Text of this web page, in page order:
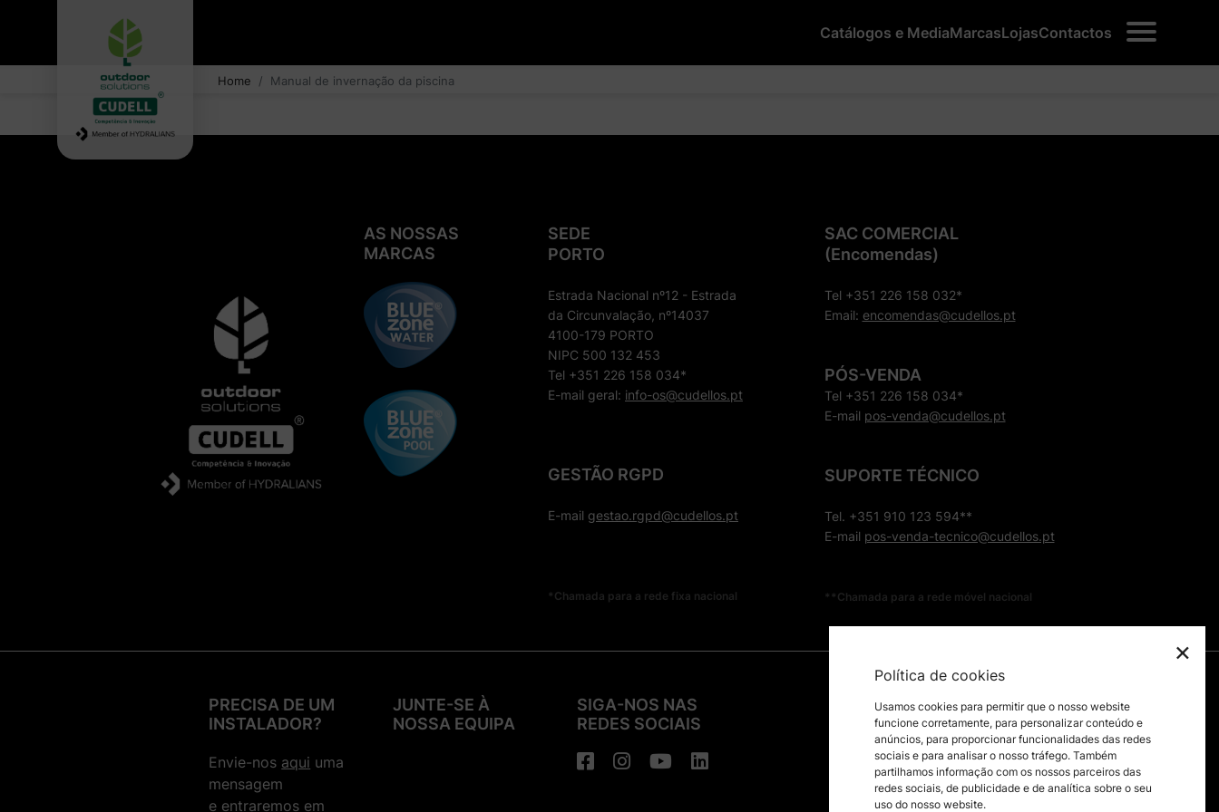
Catálogos e MediaMarcasLojasContactos
Home Manual de invernação da piscina
AS NOSSAS
MARCAS
SEDE
PORTO
Estrada Nacional nº12 - Estrada
da Circunvalação, nº14037
4100-179 PORTO
NIPC 500 132 453
Tel +351 226 158 034*
E-mail geral: info-os@cudellos.pt
GESTÃO RGPD
E-mail gestao.rgpd@cudellos.pt
*Chamada para a rede fixa nacional
SAC COMERCIAL
(Encomendas)
Tel +351 226 158 032*
Email: encomendas@cudellos.pt
PÓS-VENDA
Tel +351 226 158 034*
E-mail pos-venda@cudellos.pt
SUPORTE TÉCNICO
Tel. +351 910 123 594**
E-mail pos-venda-tecnico@cudellos.pt
**Chamada para a rede móvel nacional
PRECISA DE UM
INSTALADOR?
Envie-nos aqui uma
mensagem
e entraremos em
JUNTE-SE À
NOSSA EQUIPA
SIGA-NOS NAS
REDES SOCIAIS
×
Política de cookies
Usamos cookies para permitir que o nosso website
funcione corretamente, para personalizar conteúdo e
anúncios, para proporcionar funcionalidades das redes
sociais e para analisar o nosso tráfego. Também
partilhamos informação com os nossos parceiros das
redes sociais, de publicidade e de analítica sobre o seu
uso do nosso website.